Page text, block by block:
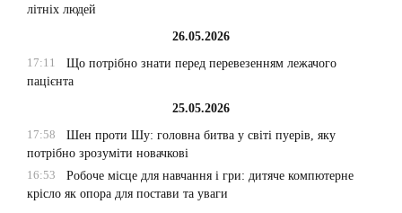
літніх людей
26.05.2026
17:11
Що потрібно знати перед перевезенням лежачого
пацієнта
25.05.2026
17:58
Шен проти Шу: головна битва у світі пуерів, яку
потрібно зрозуміти новачкові
16:53
Робоче місце для навчання і гри: дитяче компютерне
крісло як опора для постави та уваги